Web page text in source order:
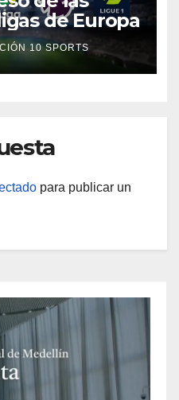
de Europa
10 SPORTS
para publicar un